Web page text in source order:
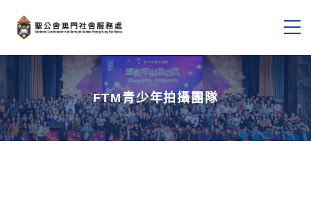
FTM青少年拍攝團隊